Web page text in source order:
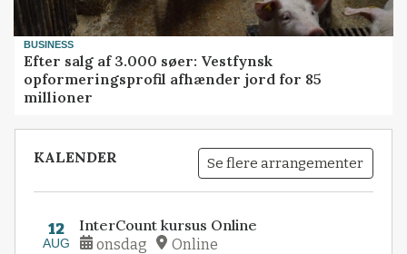
BUSINESS
Efter salg af 3.000 søer: Vestfynsk
opformeringsprofil afhænder jord for 85
millioner
KALENDER Se flere arrangementer
12
AUG
InterCount kursus Online
onsdag Online